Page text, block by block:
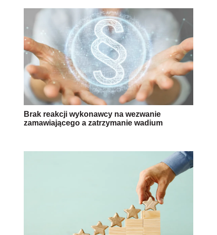
Brak reakcji wykonawcy na wezwanie
zamawiającego a zatrzymanie wadium